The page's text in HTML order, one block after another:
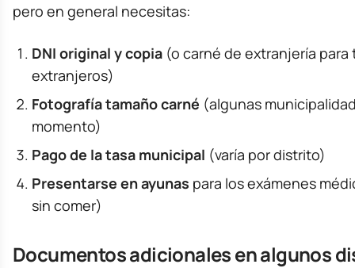
pero en general necesitas:
DNI original y copia (o carné de extranjería
extranjeros)
Fotografía tamaño carné (algunas
momento)
Pago de la tasa municipal (varía por distrito)
Presentarse en ayunas para los exámenes
sin comer)
Documentos adicionales en algunos